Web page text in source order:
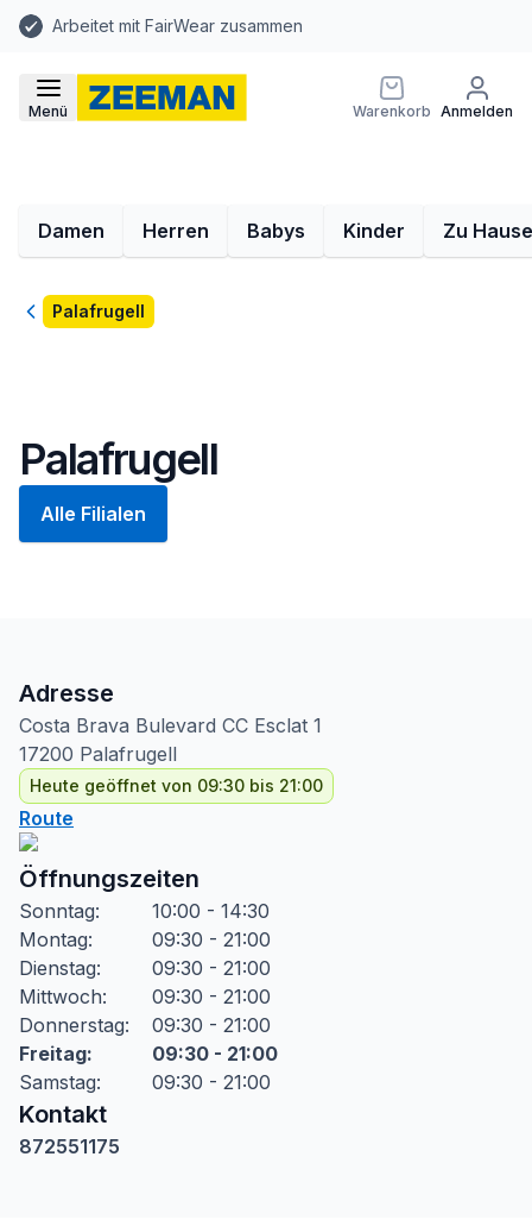
Arbeitet mit FairWear zusammen
Menü Warenkorb Anmelden
Damen Herren Babys Kinder Zu Hause
ZurückPalafrugell
Palafrugell
Alle Filialen
Adresse
Costa Brava Bulevard CC Esclat 1
17200 Palafrugell
Heute geöffnet von 09:30 bis 21:00
Route
Öffnungszeiten
Sonntag:
10:00 - 14:30
Montag:
09:30 - 21:00
Dienstag:
09:30 - 21:00
Mittwoch:
09:30 - 21:00
Donnerstag:
09:30 - 21:00
Freitag:
09:30 - 21:00
Samstag: 09:30 - 21:00
Kontakt
872551175